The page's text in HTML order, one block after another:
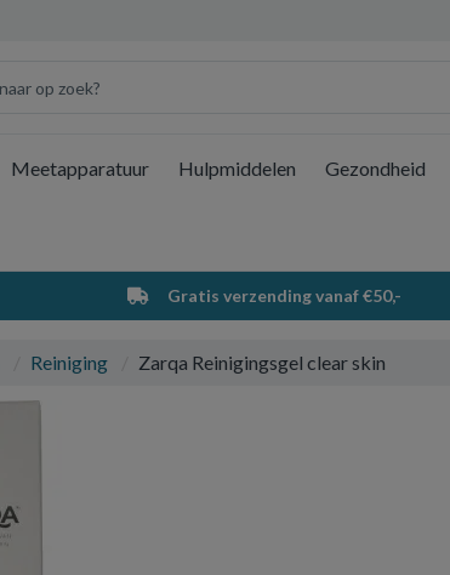
Meetapparatuur Hulpmiddelen Gezondheid
Gratis verzending vanaf €50,-
Reiniging Zarqa Reinigingsgel clear skin